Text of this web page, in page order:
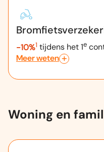
-10%1 tijdens het 1e
Meer weten
Woning en